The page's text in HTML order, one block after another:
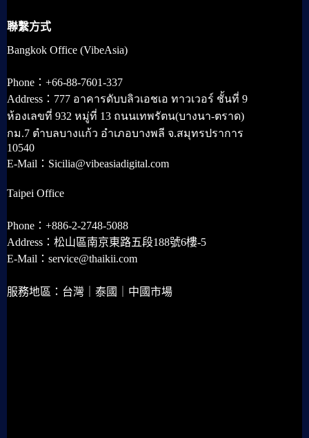
聯繫方式
Bangkok Office (VibeAsia)
Phone：+66-88-7601-337
Address：777 อาคารดับบลิวเอชเอ ทาวเวอร์ ชั้นที่ 9
ห้องเลขที่ 932 หมู่ที่ 13 ถนนเทพรัตน(บางนา-ตราด)
กม.7 ตำบลบางแก้ว อำเภอบางพลี จ.สมุทรปราการ
10540
E-Mail：Sicilia@vibeasiadigital.com
Taipei Office
Phone：+886-2-2748-5088
Address：松山區南京東路五段188號6樓-5
E-Mail：service@thaikii.com
服務地區：台灣｜泰國｜中國市場